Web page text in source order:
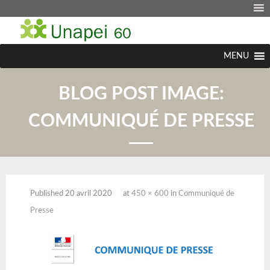
MENU
BLOG POST IMAGE:
COMMUNIQUÉ DE PRESSE
Published 20 avril 2020 at 450 × 600 in Communiqué de
Presse